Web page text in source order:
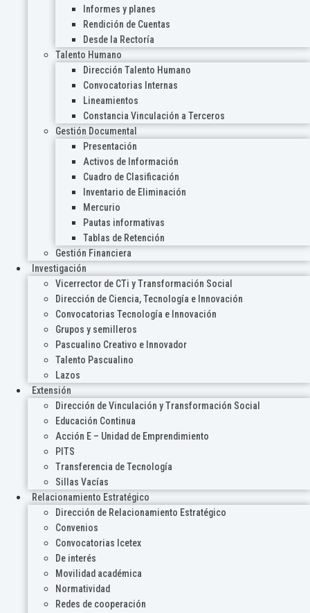
Informes y planes
Rendición de Cuentas
Desde la Rectoría
Talento Humano
Dirección Talento Humano
Convocatorias Internas
Lineamientos
Constancia Vinculación a Terceros
Gestión Documental
Presentación
Activos de Información
Cuadro de Clasificación
Inventario de Eliminación
Mercurio
Pautas informativas
Tablas de Retención
Gestión Financiera
Investigación
Vicerrector de CTi y Transformación Social
Dirección de Ciencia, Tecnología e Innovación
Convocatorias Tecnología e Innovación
Grupos y semilleros
Pascualino Creativo e Innovador
Talento Pascualino
Lazos
Extensión
Dirección de Vinculación y Transformación Social
Educación Continua
Acción E – Unidad de Emprendimiento
PITS
Transferencia de Tecnología
Sillas Vacías
Relacionamiento Estratégico
Dirección de Relacionamiento Estratégico
Convenios
Convocatorias Icetex
De interés
Movilidad académica
Normatividad
Redes de cooperación